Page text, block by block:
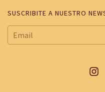
SUSCRIBITE A NUESTRO